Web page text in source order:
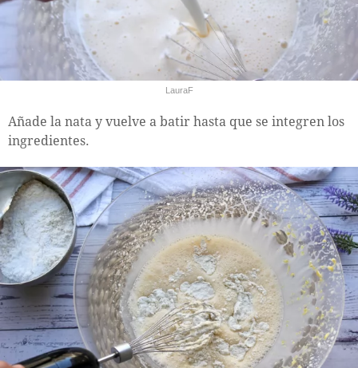
LauraF
Añade la nata y vuelve a batir hasta que se integren los
ingredientes.